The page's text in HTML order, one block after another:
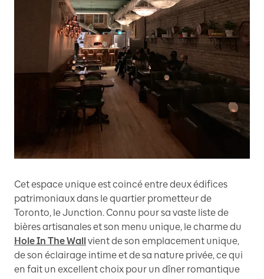
Cet espace unique est coincé entre deux édifices
patrimoniaux dans le quartier prometteur de
Toronto, le Junction. Connu pour sa vaste liste de
bières artisanales et son menu unique, le charme du
Hole In The Wall vient de son emplacement unique,
de son éclairage intime et de sa nature privée, ce qui
en fait un excellent choix pour un dîner romantique